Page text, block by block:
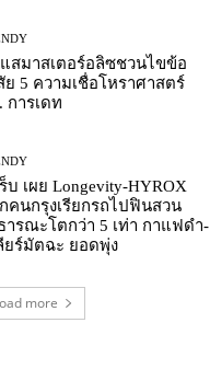
สมาสเตอร์อลิซชวนไขข้อ
ย 5 ความเชื่อโหราศาสตร์
การเดท
บ เผย Longevity-HYROX
คนกรุงเรียกรถไปฟินสวน
ารณะโตกว่า 5 เท่า กาแฟดำ-
ยร์มัตฉะ ยอดพุ่ง
more